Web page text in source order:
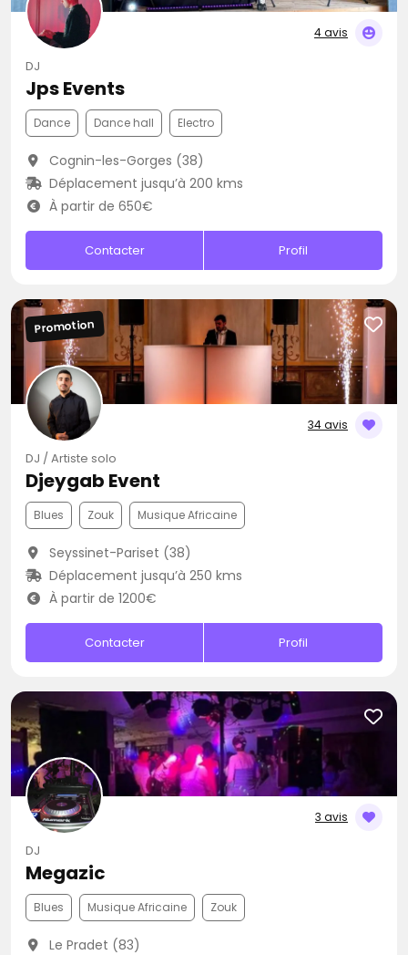
4 avis
DJ
Jps Events
Dance Dance hall Electro
Cognin-les-Gorges (38)
Déplacement jusqu’à 200 kms
À partir de 650€
Contacter Profil
34 avis
Promotion
DJ / Artiste solo
Djeygab Event
Blues Zouk Musique Africaine
Seyssinet-Pariset (38)
Déplacement jusqu’à 250 kms
À partir de 1200€
Contacter Profil
3 avis
DJ
Megazic
Blues Musique Africaine Zouk
Le Pradet (83)